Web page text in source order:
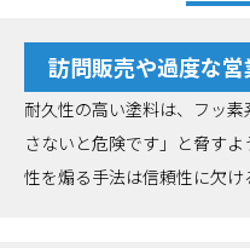
訪問販売や過度な営
耐久性の高い塗料は、フッ
さないと危険です」と脅す
性を煽る手法は信頼性に欠け